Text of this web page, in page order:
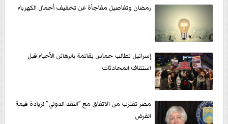
رمضان وتفاصيل مفاجأة عن تخفيف أحمال الكهرباء
إسرائيل تطالب حماس بقائمة بالرهائن الأحياء قبل
استئناف المحادثات
مصر تقترب من الاتفاق مع ”النقد الدولي” لزيادة قيمة
القرض